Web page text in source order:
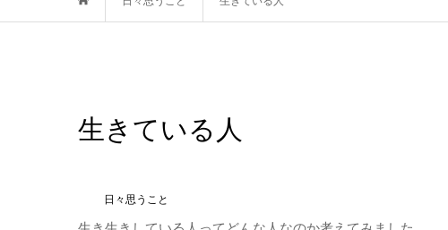
生きている人
日々思うこと